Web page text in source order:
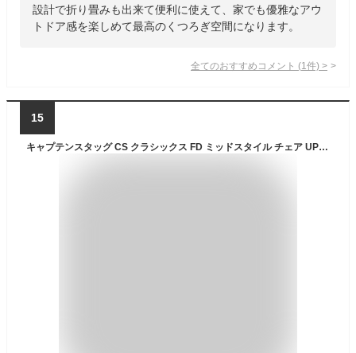
設計で折り畳みも出来て便利に使えて、家でも優雅なアウ
トドア感を楽しめて最高のくつろぎ空間になります。
全てのおすすめコメント (1 件) >
15
キャプテンスタッグ CS クラシックス FD ミッドスタイル チェア UP-1010